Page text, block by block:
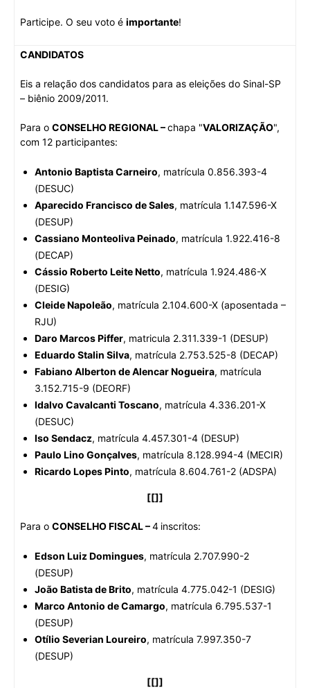
Participe. O seu voto é importante!
CANDIDATOS
Eis a relação dos candidatos para as eleições do Sinal-SP
– biênio 2009/2011.
Para o CONSELHO REGIONAL –chapa "VALORIZAÇÃO",
com 12 participantes:
Antonio Baptista Carneiro, matrícula 0.856.393-4
(DESUC)
Aparecido Francisco de Sales, matrícula 1.147.596-X
(DESUP)
Cassiano Monteoliva Peinado, matrícula 1.922.416-8
(DECAP)
Cássio Roberto Leite Netto, matrícula 1.924.486-X
(DESIG)
Cleide Napoleão, matrícula 2.104.600-X (aposentada –
RJU)
Daro Marcos Piffer, matricula 2.311.339-1 (DESUP)
Eduardo Stalin Silva, matrícula 2.753.525-8 (DECAP)
Fabiano Alberton de Alencar Nogueira, matrícula
3.152.715-9 (DEORF)
Idalvo Cavalcanti Toscano, matrícula 4.336.201-X
(DESUC)
Iso Sendacz, matrícula 4.457.301-4 (DESUP)
Paulo Lino Gonçalves, matrícula 8.128.994-4 (MECIR)
Ricardo Lopes Pinto, matrícula 8.604.761-2 (ADSPA)
[[]]
Para o CONSELHO FISCAL –4 inscritos:
Edson Luiz Domingues, matrícula 2.707.990-2
(DESUP)
João Batista de Brito, matrícula 4.775.042-1 (DESIG)
Marco Antonio de Camargo, matrícula 6.795.537-1
(DESUP)
Otílio Severian Loureiro, matrícula 7.997.350-7
(DESUP)
[[]]